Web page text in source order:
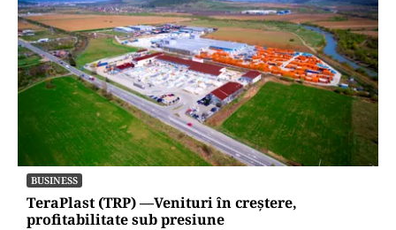
BUSINESS
TeraPlast (TRP) —Venituri în creștere,
profitabilitate sub presiune